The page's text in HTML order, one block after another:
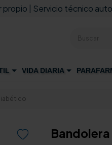
propio | Servicio técnico
VIDA DIARIA
